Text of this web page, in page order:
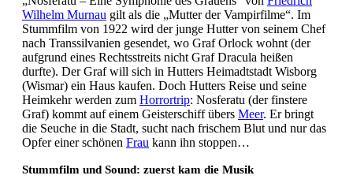
Wilhelm Murnau gilt als die „Mutter der Vampirfilme“. Im
Stummfilm von 1922 wird der junge Hutter von seinem Chef
nach Transsilvanien gesendet, wo Graf Orlock wohnt (der
aufgrund eines Rechtsstreits nicht Graf Dracula heißen
durfte). Der Graf will sich in Hutters Heimadtstadt Wisborg
(Wismar) ein Haus kaufen. Doch Hutters Reise und seine
Heimkehr werden zum Horrortrip: Nosferatu (der finstere
Graf) kommt auf einem Geisterschiff übers Meer. Er bringt
die Seuche in die Stadt, sucht nach frischem Blut und nur das
Opfer einer schönen Frau kann ihn stoppen…
Stummfilm und Sound: zuerst kam die Musik